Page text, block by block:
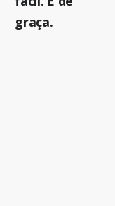
graça.